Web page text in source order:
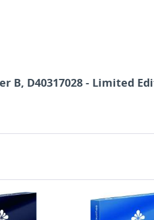
B, D40317028 - Limited